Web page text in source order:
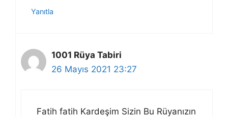
Yanıtla
1001 Rüya Tabiri
26 Mayıs 2021 23:27
Fatih fatih Kardeşim Sizin Bu Rüyanızın